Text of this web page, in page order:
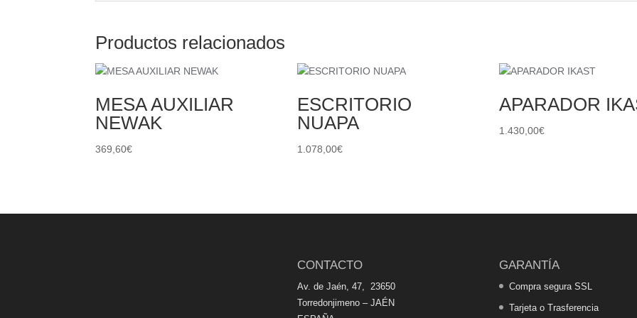
Productos relacionados
MESA AUXILIAR
NEWAK
369,60€
ESCRITORIO
NUAPA
1.078,00€
APARADOR
1.430,00€
CONTACTO
Av. de Jaén, 47, 23650
Torredonjimeno – JAÉN
GARANTÍA
Compra segura SSL
Tarjeta o Trasferencia